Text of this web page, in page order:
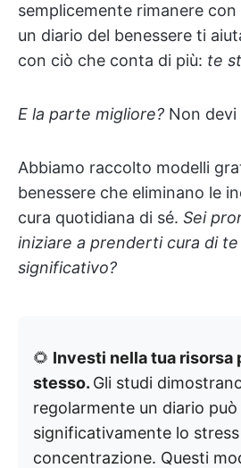
semplicemente rimanere
un diario del benessere ti
con ciò che conta di più: te
E la parte migliore? Non
Abbiamo raccolto modelli
benessere che eliminano le
cura quotidiana di sé. Sei
iniziare a prenderti cura di
significativo?
🌻 Investi nella tua risorsa
stesso. Gli studi
regolarmente un diario
significativamente lo
concentrazione. Questi